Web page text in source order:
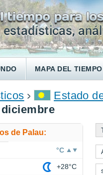
MAPA DEL TIEMPO
Estado
de Palau:
°C
+28°C